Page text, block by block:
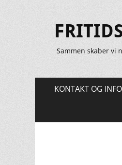
Sammen skaber vi
Primær
KONTAKT OG